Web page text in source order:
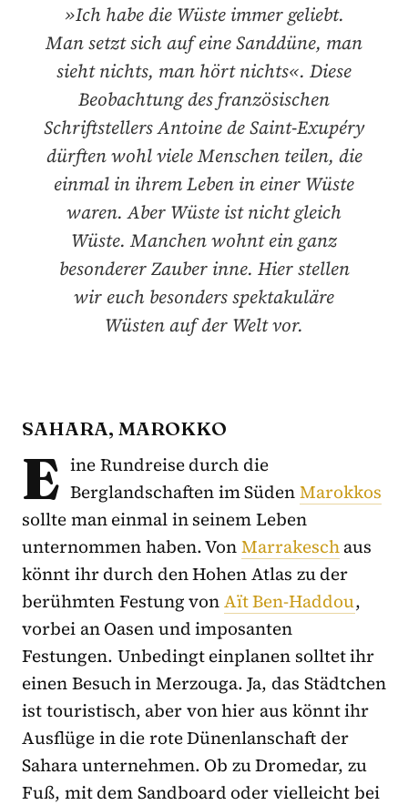
»Ich habe die Wüste immer geliebt.
Man setzt sich auf eine Sanddüne, man
sieht nichts, man hört nichts«. Diese
Beobachtung des französischen
Schriftstellers Antoine de Saint-Exupéry
dürften wohl viele Menschen teilen, die
einmal in ihrem Leben in einer Wüste
waren. Aber Wüste ist nicht gleich
Wüste. Manchen wohnt ein ganz
besonderer Zauber inne. Hier stellen
wir euch besonders spektakuläre
Wüsten auf der Welt vor.
SAHARA, MAROKKO
E ine Rundreise durch die
Berglandschaften im SüdenMarokkos
sollte man einmal in seinem Leben
unternommen haben. VonMarrakeschaus
könnt ihr durch den Hohen Atlas zu der
berühmten Festung vonAït Ben-Haddou,
vorbei an Oasen und imposanten
Festungen. Unbedingt einplanen solltet ihr
einen Besuch in Merzouga. Ja, das Städtchen
ist touristisch, aber von hier aus könnt ihr
Ausflüge in die rote Dünenlanschaft der
Sahara unternehmen. Ob zu Dromedar, zu
Fuß, mit dem Sandboard oder vielleicht bei